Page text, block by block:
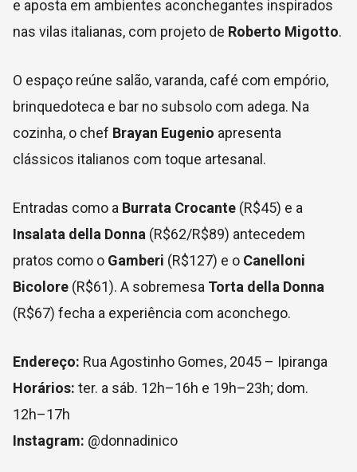
e aposta em ambientes aconchegantes inspirados
nas vilas italianas, com projeto de Roberto Migotto.
O espaço reúne salão, varanda, café com empório,
brinquedoteca e bar no subsolo com adega. Na
cozinha, o chef Brayan Eugenio apresenta
clássicos italianos com toque artesanal.
Entradas como a Burrata Crocante (R$45) e a
Insalata della Donna (R$62/R$89) antecedem
pratos como o Gamberi (R$127) e o Canelloni
Bicolore (R$61). A sobremesa Torta della Donna
(R$67) fecha a experiência com aconchego.
Endereço: Rua Agostinho Gomes, 2045 – Ipiranga
Horários: ter. a sáb. 12h–16h e 19h–23h; dom.
12h–17h
Instagram: @donnadinico